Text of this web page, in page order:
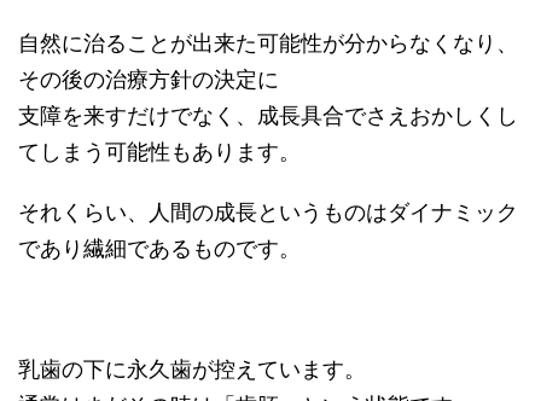
自然に治ることが出来た可能性が分からなくなり、
その後の治療方針の決定に
支障を来すだけでなく、成長具合でさえおかしくし
てしまう可能性もあります。
それくらい、人間の成長というものはダイナミック
であり繊細であるものです。
乳歯の下に永久歯が控えています。